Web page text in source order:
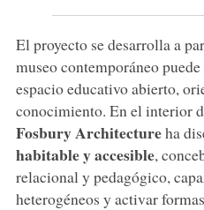
El proyecto se desarrolla a
museo contemporáneo
espacio educativo abierto,
conocimiento. En el interior
Fosbury Architectureha
habitable y accesible,
relacional y pedagógico,
heterogéneos y activar